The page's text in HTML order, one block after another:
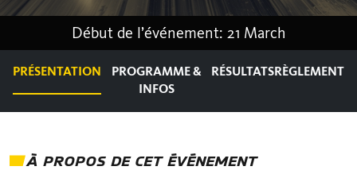
Début de l’événement: 21 March
PRÉSENTATION
PROGRAMME &
INFOS
RÉSULTATSRÈGLEMENT
À PROPOS DE CET ÉVÉNEMENT